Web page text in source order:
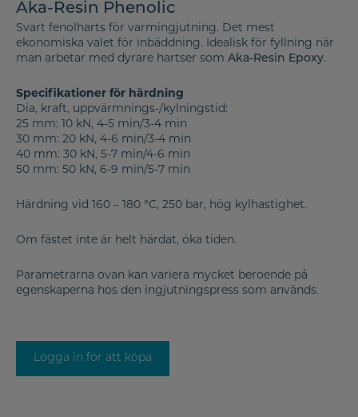
Aka-Resin Phenolic
Svart fenolharts för varmingjutning. Det mest
ekonomiska valet för inbäddning. Idealisk för fyllning när
man arbetar med dyrare hartser som Aka-Resin Epoxy.
Specifikationer för härdning
Dia, kraft, uppvärmnings-/kylningstid:
25 mm: 10 kN, 4-5 min/3-4 min
30 mm: 20 kN, 4-6 min/3-4 min
40 mm: 30 kN, 5-7 min/4-6 min
50 mm: 50 kN, 6-9 min/5-7 min
Härdning vid 160 – 180 °C, 250 bar, hög kylhastighet.
Om fästet inte är helt härdat, öka tiden.
Parametrarna ovan kan variera mycket beroende på
egenskaperna hos den ingjutningspress som används.
Logga in för att köpa